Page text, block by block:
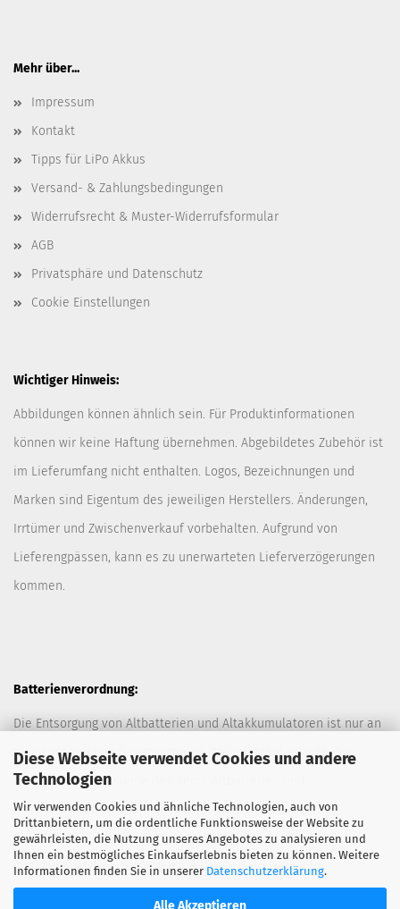
Diese Webseite verwendet Cookies und andere
Technologien
Wir verwenden Cookies und ähnliche Technologien, auch von
Drittanbietern, um die ordentliche Funktionsweise der Website zu
gewährleisten, die Nutzung unseres Angebotes zu analysieren und
Ihnen ein bestmögliches Einkaufserlebnis bieten zu können. Weitere
Informationen finden Sie in unserer Datenschutzerklärung.
Alle Akzeptieren
Mehr über...
Impressum
Kontakt
Tipps für LiPo Akkus
Versand- & Zahlungsbedingungen
Widerrufsrecht & Muster-Widerrufsformular
AGB
Privatsphäre und Datenschutz
Cookie Einstellungen
Wichtiger Hinweis:
Abbildungen können ähnlich sein. Für Produktinformationen
können wir keine Haftung übernehmen. Abgebildetes Zubehör ist
im Lieferumfang nicht enthalten. Logos, Bezeichnungen und
Marken sind Eigentum des jeweiligen Herstellers. Änderungen,
Irrtümer und Zwischenverkauf vorbehalten. Aufgrund von
Lieferengpässen, kann es zu unerwarteten Lieferverzögerungen
kommen.
Batterienverordnung:
Die Entsorgung von Altbatterien und Altakkumulatoren ist nur an
davor vorgesehen Sammelstellen (Müllplätzen) erlaubt. Des
Weiteren hat der Kunde das Recht Altbatterien und
Altakkumulatoren ausreichend frankiert an den Anbieter
zurückzuschicken. Die Entsorgung der Altbatterien und
Altakkumulatoren durch den Anbieter erfolgt kostenlos.